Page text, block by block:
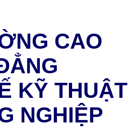
CAO
KỸ THUẬT
NGHIỆP